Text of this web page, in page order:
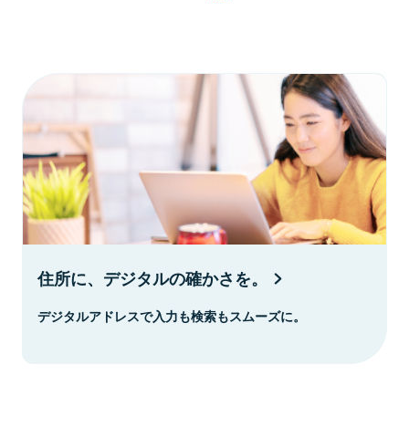
住所に、デジタルの確かさを。
デジタルアドレスで入力も検索もスムーズに。